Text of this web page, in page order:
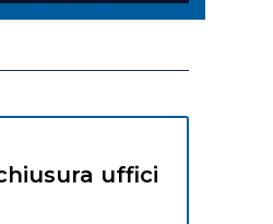
uffici